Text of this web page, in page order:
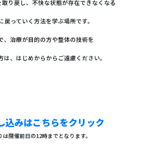
り戻し、不快な状態が存在できなくなる
戻っていく方法を学ぶ場所です。
、治療が目的の方や整体の技術を
は、はじめからからご遠慮ください。
込みはこちらをクリック
は開催前日の12時までとなります。